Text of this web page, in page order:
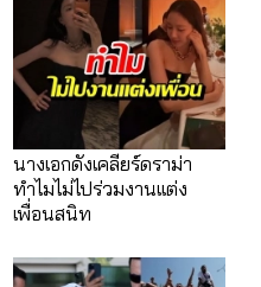
นางเอกดังเคลียร์ดราม่า
ทำไมไม่ไปร่วมงานเเต่ง
เพื่อนสนิท